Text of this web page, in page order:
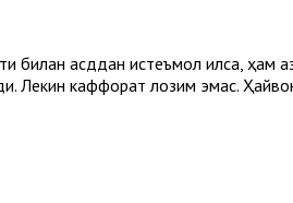
билан қасддан истеъмол қилса,
Лекин каффорат лозим эмас.